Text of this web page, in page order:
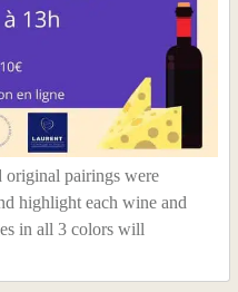
pairings were
highlight each wine and
in all 3 colors will